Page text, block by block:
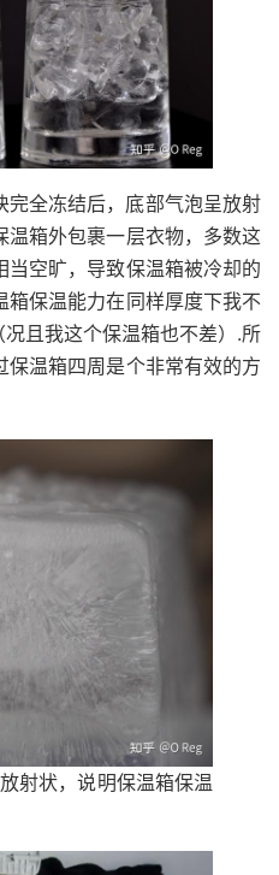
完全冻结后，底部气泡呈放射
箱外包裹一层衣物，多数这
空旷，导致保温箱被冷却的
保温能力在同样厚度下我不
且我这个保温箱也不差）.所
温箱四周是个非常有效的方
射状，说明保温箱保温